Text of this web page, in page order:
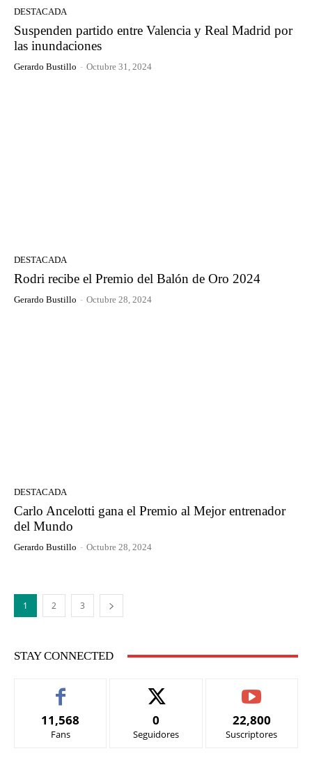
DESTACADA
Suspenden partido entre Valencia y Real Madrid por
las inundaciones
Gerardo Bustillo - Octubre 31, 2024
DESTACADA
Rodri recibe el Premio del Balón de Oro 2024
Gerardo Bustillo - Octubre 28, 2024
DESTACADA
Carlo Ancelotti gana el Premio al Mejor entrenador
del Mundo
Gerardo Bustillo - Octubre 28, 2024
1 2 3
STAY CONNECTED
11,568
Fans
0
Seguidores
22,800
Suscriptores